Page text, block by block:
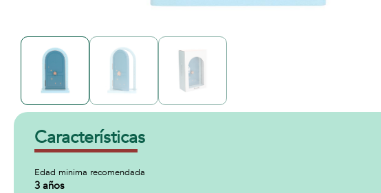
Características
Edad minima recomendada
3 años